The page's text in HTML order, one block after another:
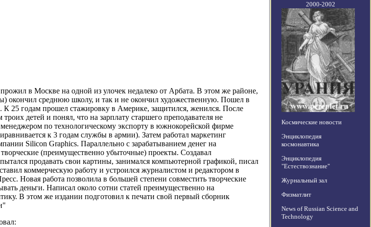
в Москве на одной из улочек недалеко от Арбата. В этом же районе,
окончил среднюю школу, и так и не окончил художественную. Пошел в
К 25 годам прошел стажировку в Америке, защитился, женился. После
детей и понял, что на зарплату старшего преподавателя не
по технологическому экспорту в южнокорейской фирме
к 3 годам службы в армии). Затем работал маркетинг
Silicon Graphics. Параллельно с зарабатыванием денег на
(преимущественно убыточные) проекты. Создавал
продавать свои картины, занимался компьютерной графикой, писал
коммерческую работу и устроился журналистом и редактором в
Новая работа позволила в большей степени совместить творческие
деньги. Написал около сотни статей преимущественно на
В этом же издании подготовил к печати свой первый сборник
2000-2002
Космические новости
Энциклопедия
космонавтика
Энциклопедия
"Естествознание"
Журнальный зал
Физматлит
News of Russian Science and
Technology